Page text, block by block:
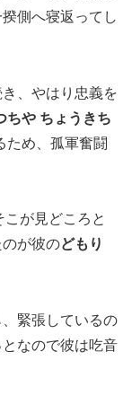
側へ寝返ってし
、やはり忠義を
ちや ちょうきち
ため、孤軍奮闘
こが見どころと
が彼のどもり
緊張しているの
なので彼は吃音